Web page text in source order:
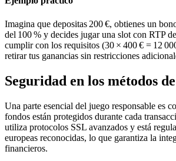
Imagina que depositas 200 €, obtienes un
del 100 % y decides jugar una slot con RTP
cumplir con los requisitos (30 × 400 € = 12
retirar tus ganancias sin restricciones
Seguridad en los métodos
Una parte esencial del juego responsable es
fondos están protegidos durante cada
utiliza protocolos SSL avanzados y está
europeas reconocidas, lo que garantiza la
financieros.